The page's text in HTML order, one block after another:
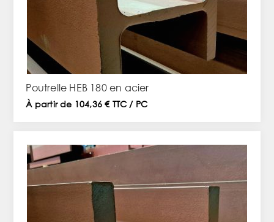
Poutrelle HEB 180 en acier
À partir de 104,36 € TTC / PC